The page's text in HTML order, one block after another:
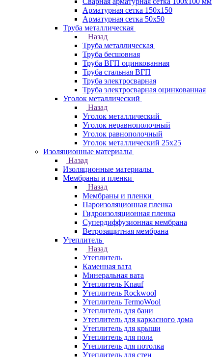
Арматурная сетка 150х150
Арматурная сетка 50х50
Труба металлическая
Назад
Труба металлическая
Труба бесшовная
Труба ВГП оцинкованная
Труба стальная ВГП
Труба электросварная
Труба электросварная оцинкованная
Уголок металлический
Назад
Уголок металлический
Уголок неравнополочный
Уголок равнополочный
Уголок металлический 25х25
Изоляционные материалы
Назад
Изоляционные материалы
Мембраны и пленки
Назад
Мембраны и пленки
Пароизоляционная пленка
Гидроизоляционная пленка
Супердиффузионная мембрана
Ветрозащитная мембрана
Утеплитель
Назад
Утеплитель
Каменная вата
Минеральная вата
Утеплитель Knauf
Утеплитель Rockwool
Утеплитель TermoWool
Утеплитель для бани
Утеплитель для каркасного дома
Утеплитель для крыши
Утеплитель для пола
Утеплитель для потолка
Утеплитель для стен